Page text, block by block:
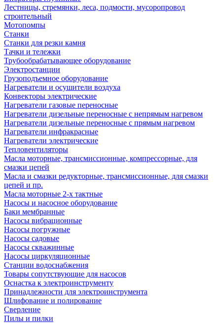
Лестницы, стремянки, леса, подмости, мусоропровод
строительный
Мотопомпы
Станки
Станки для резки камня
Тачки и тележки
Трубообрабатывающее оборудование
Электростанции
Грузоподъемное оборудование
Нагреватели и осушители воздуха
Конвекторы электрические
Нагреватели газовые переносные
Нагреватели дизельные переносные с непрямым нагревом
Нагреватели дизельные переносные с прямым нагревом
Нагреватели инфракрасные
Нагреватели электрические
Тепловентиляторы
Масла моторные, трансмиссионные, компрессорные, для
смазки цепей
Масла и смазки редукторные, трансмиссионные, для смазки
цепей и пр.
Масла моторные 2-х тактные
Насосы и насосное оборудование
Баки мембранные
Насосы вибрационные
Насосы погружные
Насосы садовые
Насосы скважинные
Насосы циркуляционные
Станции водоснабжения
Товары сопутствующие для насосов
Оснастка к электроинструменту
Принадлежности для электроинструмента
Шлифование и полирование
Сверление
Пилы и пилки